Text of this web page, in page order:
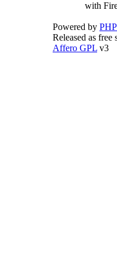
with
Powered by
Released as
Affero GPL v3